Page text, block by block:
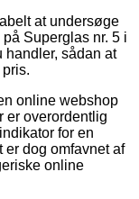
at undersøge
Superglas nr. 5 i
handler, sådan at
online webshop
er overordentlig
for en
dog omfavnet af
online